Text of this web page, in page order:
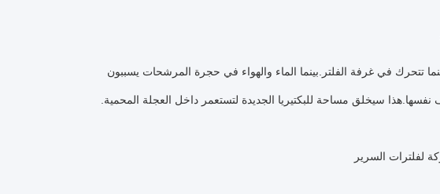
تتحرك في غرفة الفلتر.بينما الماء والهواء في حجرة المرشحات يسببون
سيخلق مساحة للبكتيريا الجديدة لتستعمر داخل العجلة المحمية.
لفلترات السرير